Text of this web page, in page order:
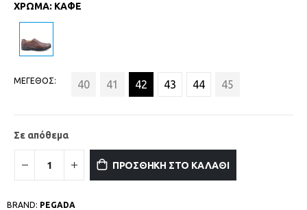
ΧΡΩΜΑ: ΚΑΦΕ
ΜΕΓΕΘΟΣ 40 41 42 43 44 45
Σε απόθεμα
ΠΡΟΣΘΗΚΗ ΣΤΟ ΚΑΛΑΘΙ
BRAND: PEGADA